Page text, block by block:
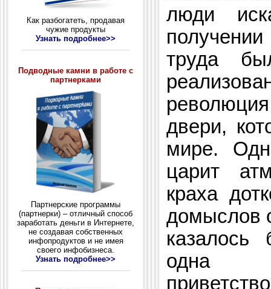
Как разбогатеть, продавая
чужие продукты
Узнать подробнее>>
Подводные камни в работе с
партнерками
Партнерские программы
(партнерки) – отличный способ
заработать деньги в Интернете,
не создавая собственных
инфопродуктов и не имея
своего инфобизнеса.
Узнать подробнее>>
люди
труда
двери,
мире.
царит
краха
домыслов
казалось
одна